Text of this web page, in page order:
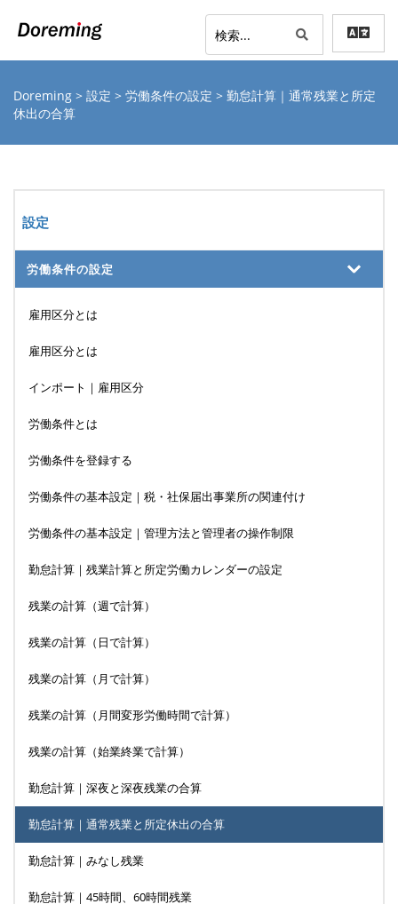
Doreming > 設定 > 労働条件の設定 > 勤怠計算｜通常残業と所定
休出の合算
設定
労働条件の設定
雇用区分とは
雇用区分とは
インポート｜雇用区分
労働条件とは
労働条件を登録する
労働条件の基本設定｜税・社保届出事業所の関連付け
労働条件の基本設定｜管理方法と管理者の操作制限
勤怠計算｜残業計算と所定労働カレンダーの設定
残業の計算（週で計算）
残業の計算（日で計算）
残業の計算（月で計算）
残業の計算（月間変形労働時間で計算）
残業の計算（始業終業で計算）
勤怠計算｜深夜と深夜残業の合算
勤怠計算｜通常残業と所定休出の合算
勤怠計算｜みなし残業
勤怠計算｜45時間、60時間残業